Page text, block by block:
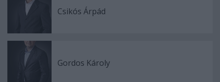
Csikós Árpád
Gordos Károly